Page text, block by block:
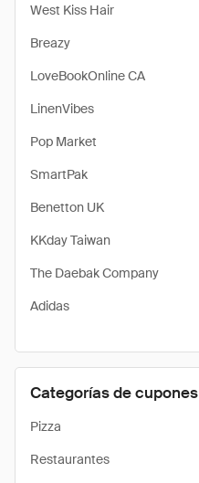
West Kiss Hair
Breazy
LoveBookOnline CA
LinenVibes
Pop Market
SmartPak
Benetton UK
KKday Taiwan
The Daebak Company
Adidas
Categorías de cupones
Pizza
Restaurantes